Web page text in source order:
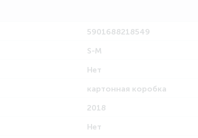
5901688218549
S-M
Нет
картонная коробка
2018
Нет